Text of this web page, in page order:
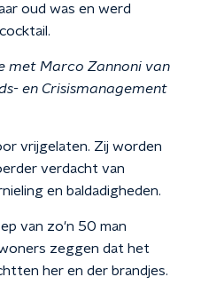
oud was en werd
met Marco Zannoni van
en Crisismanagement
vrijgelaten. Zij worden
verdacht van
en baldadigheden.
van zo'n 50 man
zeggen dat het
her en der brandjes.